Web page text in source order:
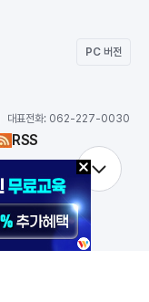
PC 버전
대표전화: 062-227-0030
RSS